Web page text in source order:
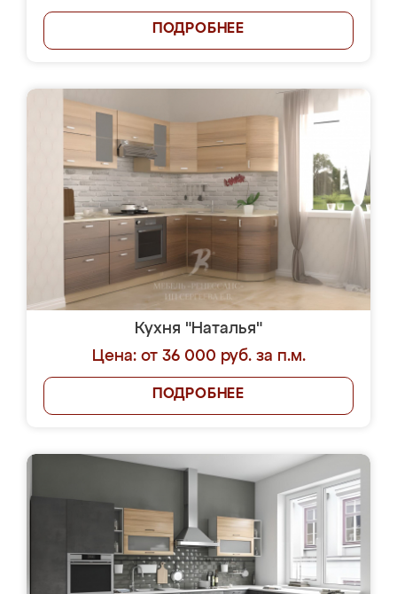
ПОДРОБНЕЕ
Кухня "Наталья"
Цена: от 36 000 руб. за п.м.
ПОДРОБНЕЕ